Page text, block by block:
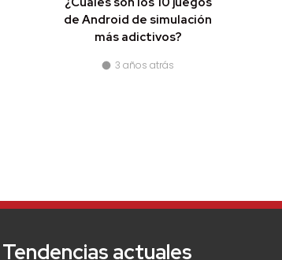
de Android de simulación
más adictivos?
3 años atrás
Tendencias actuales